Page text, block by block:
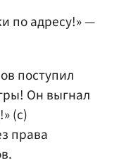
по адресу!» —
поступил
Он выгнал
(с)
права